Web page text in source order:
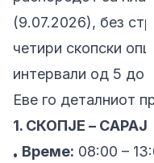
(9.07.2026), без
четири скопски
интервали од 5 до 8
Еве го деталниот
1. СКОПЈЕ – САРАЈ
• Време: 08:00 –